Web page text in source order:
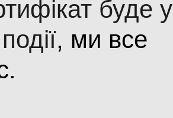
буде у
, ми все